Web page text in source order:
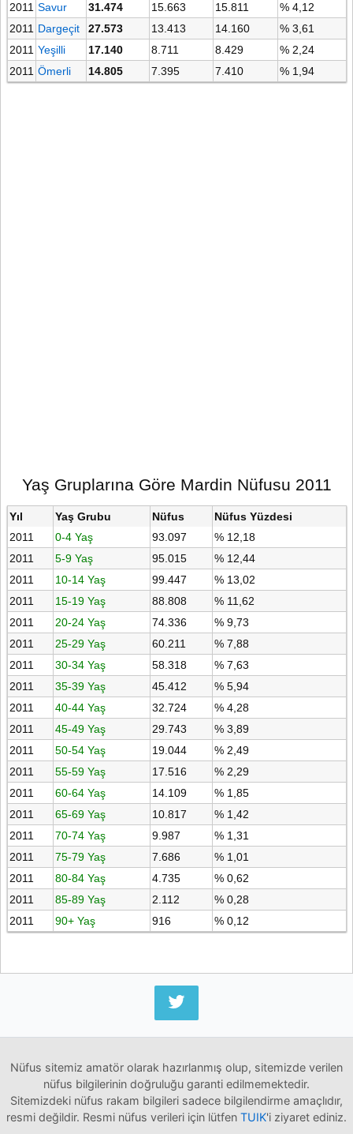
2011 Savur 31.474 15.663 15.811
% 4,12
2011 Dargeçit 27.573 13.413 14.160
% 3,61
2011 Yeşilli 17.140 8.711 8.429
% 2,24
2011 Ömerli 14.805 7.395 7.410 % 1,94
Yaş Gruplarına Göre Mardin Nüfusu 2011
Yıl Yaş Grubu Nüfus
Nüfus Yüzdesi
2011
0-4 Yaş 93.097
% 12,18
2011
5-9 Yaş 95.015
% 12,44
2011
10-14 Yaş 99.447
% 13,02
2011
15-19 Yaş 88.808
% 11,62
2011
20-24 Yaş 74.336
% 9,73
2011
25-29 Yaş 60.211
% 7,88
2011
30-34 Yaş 58.318
% 7,63
2011
35-39 Yaş 45.412
% 5,94
2011
40-44 Yaş 32.724
% 4,28
2011
45-49 Yaş 29.743
% 3,89
2011
50-54 Yaş 19.044
% 2,49
2011
55-59 Yaş 17.516
% 2,29
2011
60-64 Yaş 14.109
% 1,85
2011
65-69 Yaş 10.817
% 1,42
2011
70-74 Yaş 9.987
% 1,31
2011
75-79 Yaş 7.686
% 1,01
2011
80-84 Yaş 4.735
% 0,62
2011
85-89 Yaş 2.112
% 0,28
2011
90+ Yaş 916 % 0,12
Nüfus sitemiz amatör olarak hazırlanmış olup, sitemizde verilen
nüfus bilgilerinin doğruluğu garanti edilmemektedir.
Sitemizdeki nüfus rakam bilgileri sadece bilgilendirme amaçlıdır,
resmi değildir. Resmi nüfus verileri için lütfen TUIK'i ziyaret ediniz.